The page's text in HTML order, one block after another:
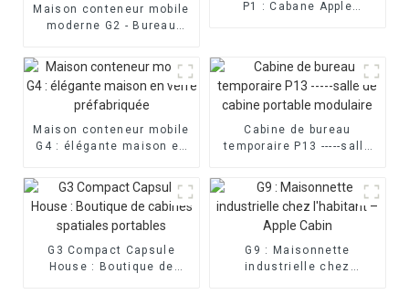
Maison conteneur mobile
moderne G2 - Bureau
P1 : Cabane Apple
Maison conteneur mobile
G4 : élégante maison en
Cabine de bureau
temporaire P13 -----salle
G3 Compact Capsule
House : Boutique de
G9 : Maisonnette
industrielle chez